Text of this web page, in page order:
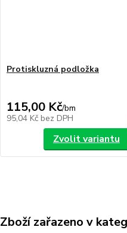
Protiskluzná podložka
115,00 Kč/bm
95,04 Kč bez DPH
Zvolit variantu
Zboží zařazeno v